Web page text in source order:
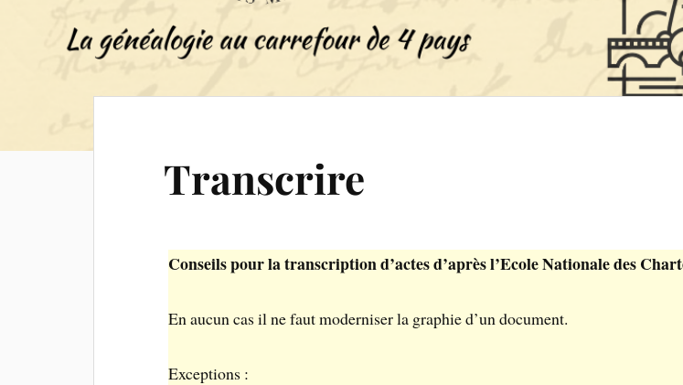
Transcrire
Conseils pour la transcription d’actes d’après l’Ecole Nationale des
En aucun cas il ne faut moderniser la graphie d’un document.
Exceptions :